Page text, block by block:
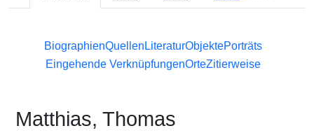
BiographienQuellen LiteraturObjektePorträts
Eingehende VerknüpfungenOrteZitierweise
Matthias, Thomas